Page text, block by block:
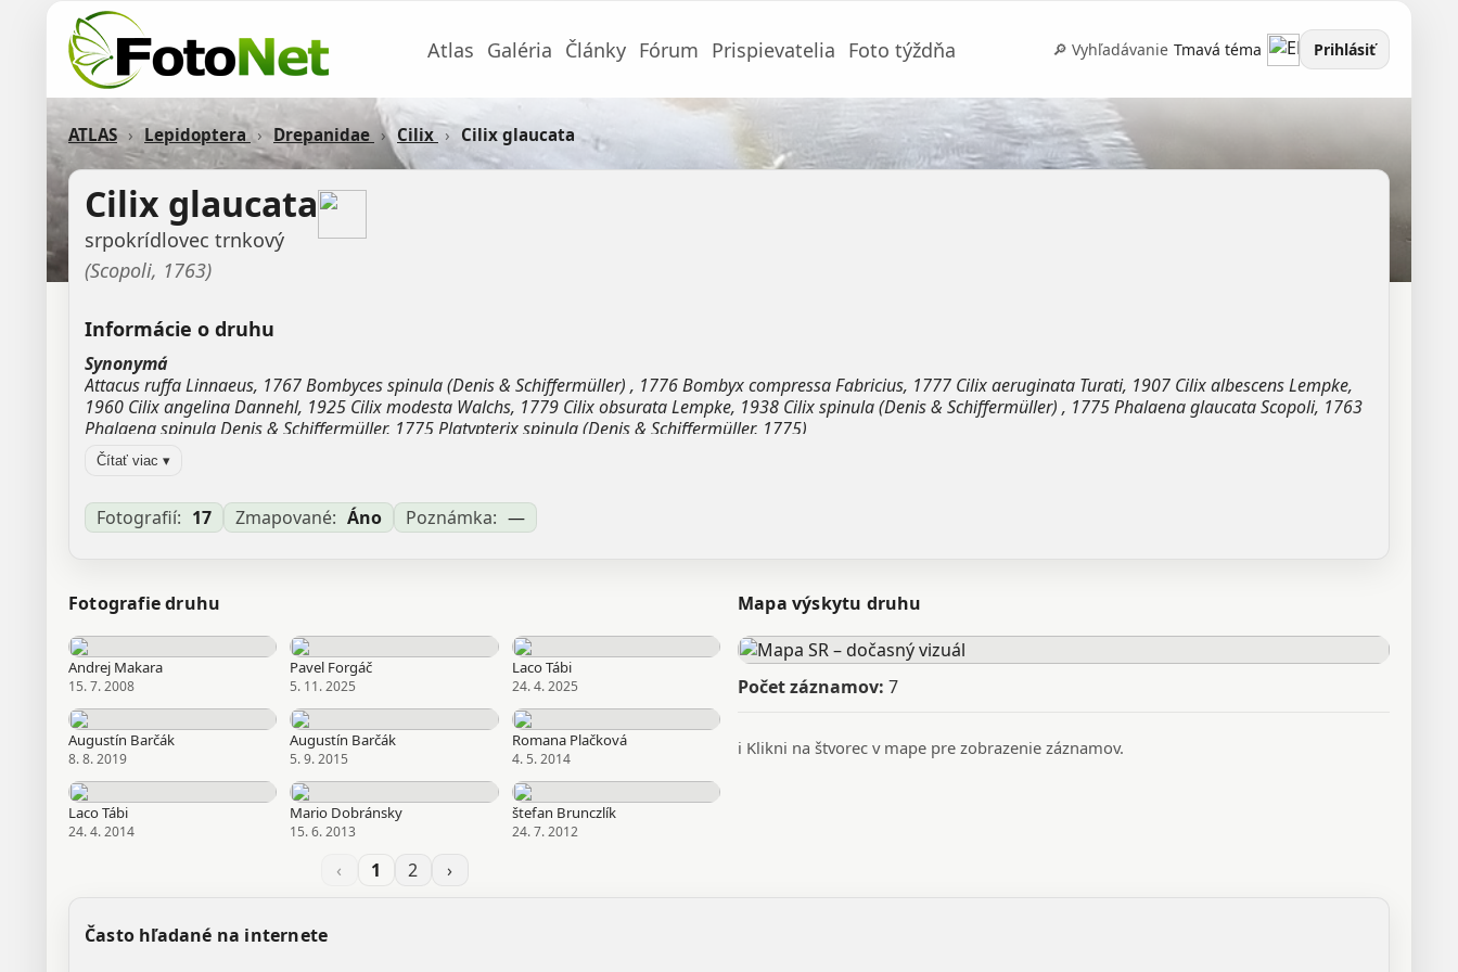
Atlas Galéria Články Fórum Prispievatelia Foto týždňa 🔎 Vyhľadávanie Tmavá téma Prihlásiť
ATLAS › Lepidoptera › Drepanidae › Cilix › Cilix glaucata
Cilix glaucata
srpokrídlovec trnkový
(Scopoli, 1763)
Informácie o druhu
Synonymá
Attacus ruffa Linnaeus, 1767 Bombyces spinula (Denis & Schiffermüller) , 1776 Bombyx compressa Fabricius, 1777 Cilix aeruginata Turati, 1907 Cilix albescens Lempke,
1960 Cilix angelina Dannehl, 1925 Cilix modesta Walchs, 1779 Cilix obsurata Lempke, 1938 Cilix spinula (Denis & Schiffermüller) , 1775 Phalaena glaucata Scopoli, 1763
Phalaena spinula Denis & Schiffermüller, 1775 Platypterix spinula (Denis & Schiffermüller, 1775)
Zdroj:GBIF
Aktualizované: Laco Tábi, 17.03.2026 19:09
Čítať viac ▾
Fotografií: 17 Zmapované: Áno Poznámka: —
Fotografie druhu
Andrej Makara
15. 7. 2008
Pavel Forgáč
5. 11. 2025
Laco Tábi
24. 4. 2025
Augustín Barčák
8. 8. 2019
Augustín Barčák
5. 9. 2015
Romana Plačková
4. 5. 2014
Laco Tábi
24. 4. 2014
Mario Dobránsky
15. 6. 2013
štefan Brunczlík
24. 7. 2012
‹ 1 2 ›
Mapa výskytu druhu
Počet záznamov: 7
ℹ️ Klikni na štvorec v mape pre zobrazenie záznamov.
Často hľadané na internete